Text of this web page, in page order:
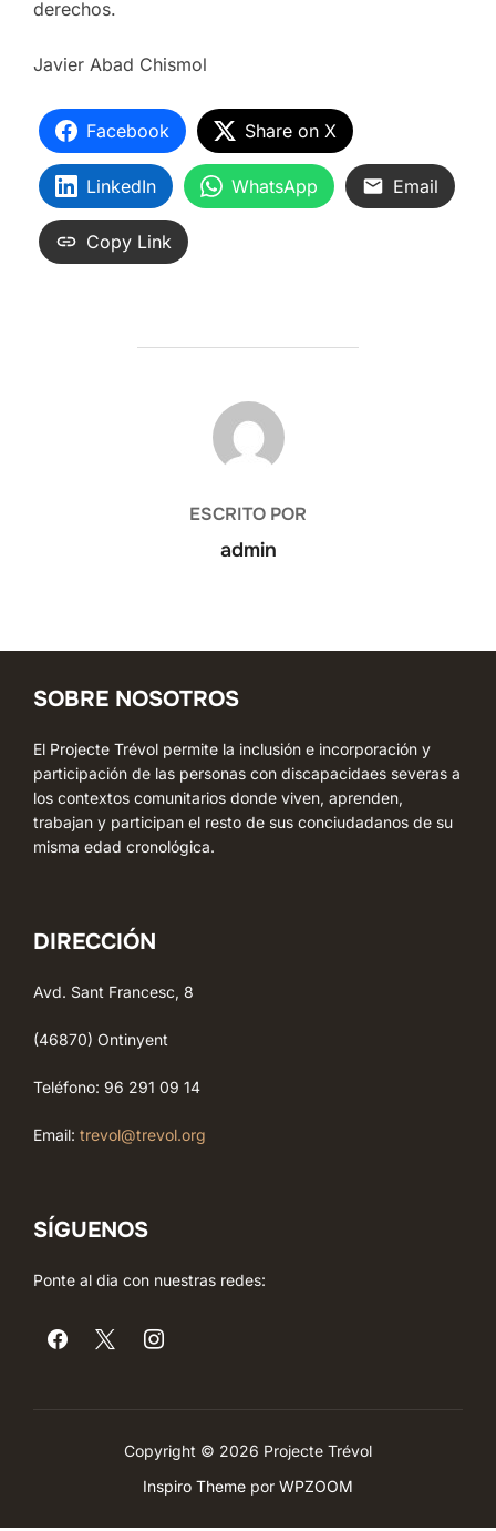
derechos.
Javier Abad Chismol
Facebook Share on X
LinkedIn WhatsApp Email
Copy Link
AUTOR DE LA ENTRADA
ESCRITO POR
admin
SOBRE NOSOTROS
El Projecte Trévol permite la inclusión e incorporación y
participación de las personas con discapacidaes severas a
los contextos comunitarios donde viven, aprenden,
trabajan y participan el resto de sus conciudadanos de su
misma edad cronológica.
DIRECCIÓN
Avd. Sant Francesc, 8
(46870) Ontinyent
Teléfono: 96 291 09 14
Email: trevol@trevol.org
SÍGUENOS
Ponte al dia con nuestras redes:
Copyright © 2026 Projecte Trévol
Inspiro Theme por WPZOOM